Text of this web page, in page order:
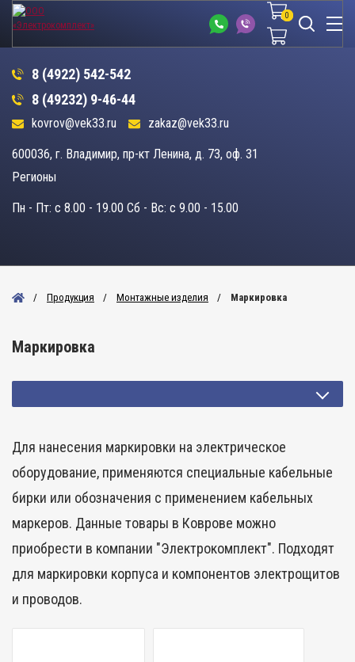
8 (4922) 542-542
8 (49232) 9-46-44
kovrov@vek33.ru zakaz@vek33.ru
600036, г. Владимир, пр-кт Ленина, д. 73, оф. 31
Регионы
Пн - Пт: c 8.00 - 19.00 Сб - Вс: c 9.00 - 15.00
00
Продукция Монтажные изделия Маркировка
Маркировка
Для нанесения маркировки на электрическое
оборудование, применяются специальные кабельные
бирки или обозначения с применением кабельных
маркеров. Данные товары в Коврове можно
приобрести в компании "Электрокомплект". Подходят
для маркировки корпуса и компонентов электрощитов
и проводов.